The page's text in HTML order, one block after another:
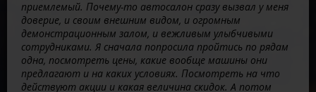
приемлемый. Почему-то автосалон сразу вызвал у меня
доверие, и своим внешним видом, и огромным
демонстрационным залом, и вежливым улыбчивыми
сотрудниками. Я сначала попросила пройтись по рядам
одна, посмотреть цены, какие вообще машины они
предлагают и на каких условиях. Посмотреть на что
действуют акции и какая величина скидок. А потом